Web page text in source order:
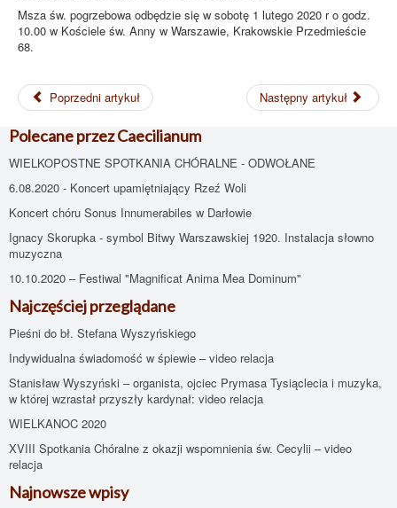
Msza św. pogrzebowa odbędzie się w sobotę 1 lutego 2020 r o godz.
10.00 w Kościele św. Anny w Warszawie, Krakowskie Przedmieście
68.
Poprzedni artykuł Następny artykuł
Polecane przez Caecilianum
WIELKOPOSTNE SPOTKANIA CHÓRALNE - ODWOŁANE
6.08.2020 - Koncert upamiętniający Rzeź Woli
Koncert chóru Sonus Innumerabiles w Darłowie
Ignacy Skorupka - symbol Bitwy Warszawskiej 1920. Instalacja słowno
muzyczna
10.10.2020 – Festiwal "Magnificat Anima Mea Dominum"
Najczęściej przeglądane
Pieśni do bł. Stefana Wyszyńskiego
Indywidualna świadomość w śpiewie – video relacja
Stanisław Wyszyński – organista, ojciec Prymasa Tysiąclecia i muzyka,
w której wzrastał przyszły kardynał: video relacja
WIELKANOC 2020
XVIII Spotkania Chóralne z okazji wspomnienia św. Cecylii – video
relacja
Najnowsze wpisy